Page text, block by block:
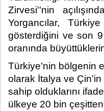
Zirvesi''nin
Yorgancılar,
gösterdiğini ve son
oranında
Türkiye'nin bölgenin
olarak İtalya ve
sahip olduklarını
ülkeye 20 bin